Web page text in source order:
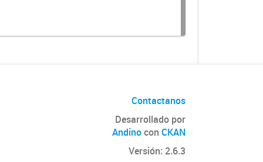
Contactanos
Desarrollado por
Andinocon CKAN
Versión: 2.6.3